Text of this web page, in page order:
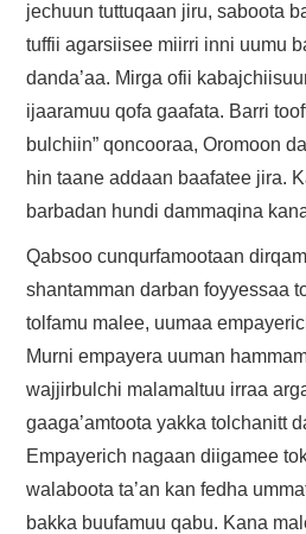
jechuun tuttuqaan jiru, saboota
tuffii agarsiisee miirri inni uumu
danda’aa. Mirga ofii
ijaaramuu qofa gaafata. Barri
bulchiin” qoncooraa, Oromoon
hin taane addaan baafatee jira.
barbadan hundi dammaqina
Qabsoo cunqurfamootaan
shantamman darban foyyessaa
tolfamu malee, uumaa
Murni empayera uuman
wajjirbulchi malamaltuu irraa
gaaga’amtoota yakka tolchanitt
Empayerich nagaan diigamee
walaboota ta’an kan fedha
bakka buufamuu qabu. Kana